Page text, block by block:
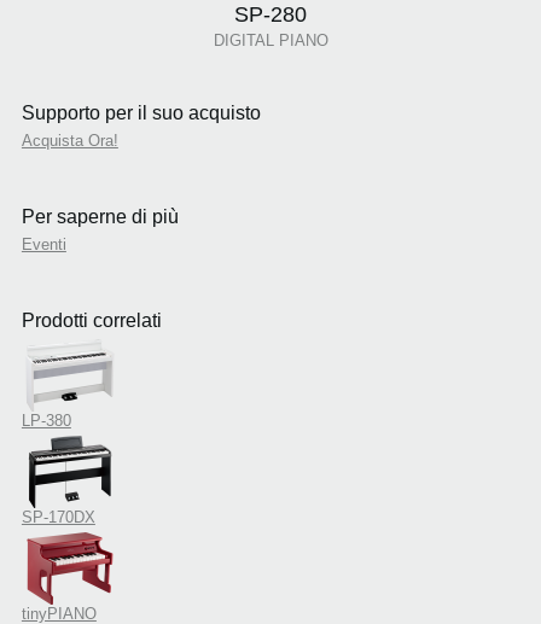
SP-280
DIGITAL PIANO
Supporto per il suo acquisto
Acquista Ora!
Per saperne di più
Eventi
Prodotti correlati
LP-380
SP-170DX
tinyPIANO